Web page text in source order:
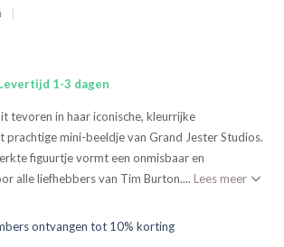
1-3 dagen
tevoren in haar iconische, kleurrijke
mini-beeldje van Grand Jester Studios.
figuurtje vormt een onmisbaar en
alle liefhebbers van Tim Burton.... Lees meer
ontvangen tot 10% korting